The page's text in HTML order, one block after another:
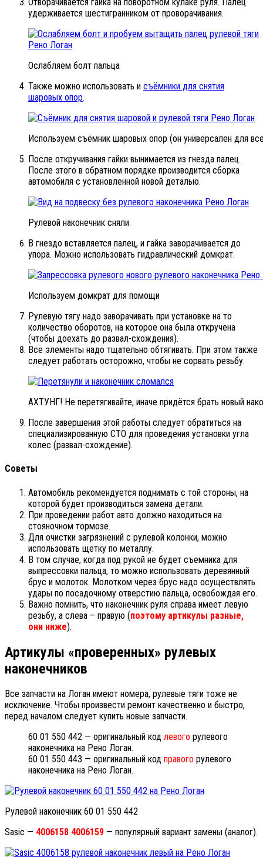
удерживается шестигранником от проворачивания.
Ослабляем болт пальца
Также можно использовать и съёмники для снятия
шаровых опор.
Используем съёмник шаровых опор (он универсален для
После откручивания гайки вынимается из гнезда палец.
После этого в обратном порядке производится сборка
автомобиля с установленной новой деталью.
Рулевой наконечник сняли
В гнездо вставляется палец, и гайка заворачивается до
упора. Можно использовать гидравлический домкрат.
Используем домкрат для помощи
Рулевую тягу надо заворачивать при установке на то
количество оборотов, на которое она была откручена
(чтобы доехать до развал-схождения).
Все элементы надо тщательно обтягивать. При этом также
следует работать осторожно, чтобы не сорвать резьбу.
АХТУНГ! Не перетягивайте, иначе придётся брать новый
После завершения этой работы следует обратиться на
специализированную СТО для проведения установки угла
колес (развал-схождение).
Советы
Автомобиль рекомендуется поднимать с той стороны, на
которой будет производиться замена детали.
При проведении работ авто должно находиться на
стояночном тормозе.
Для очистки загрязнений с рулевой колонки, можно
использовать щетку по металлу.
В том случае, когда под рукой не будет съемника для
выпрессовки пальца, то можно использовать деревянный
брус и молоток. Молотком через брус надо осуществлять
удары по посадочному отверстию пальца, освобождая его.
Важно помнить, что наконечник руля справа имеет левую
резьбу, а слева – правую (поэтому артикулы разные,
они ниже).
Артикулы «проверенных» рулевых
наконечников
Все запчасти на Логан имеют номера, рулевые тяги тоже не
исключение. Чтобы произвести ремонт качественно и быстро,
перед началом следует купить новые запчасти.
60 01 550 442 — оригинальный код левого рулевого
наконечника на Рено Логан.
60 01 550 443 — оригинальный код правого рулевого
наконечника на Рено Логан.
Рулевой наконечник 60 01 550 442
Sasic — 4006158 4006159 — популярный вариант замены (аналог).